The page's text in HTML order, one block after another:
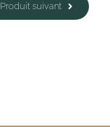
Produit suivant